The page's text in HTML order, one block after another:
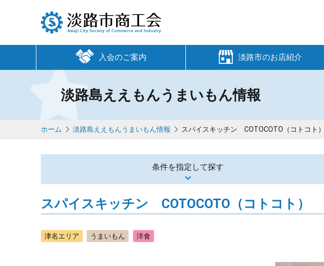
入会のご案内 淡路市のお店紹介
淡路島ええもんうまいもん情報
ホーム 淡路島ええもんうまいもん情報 スパイスキッチン COTOCOTO（コトコト）
条件を指定して探す
スパイスキッチン COTOCOTO（コトコト）
津名エリア うまいもん 洋食